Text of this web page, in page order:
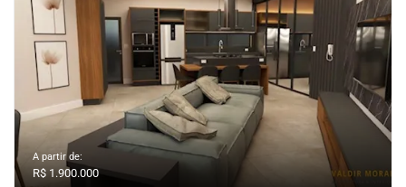
A partir de:
R$ 1.900.000